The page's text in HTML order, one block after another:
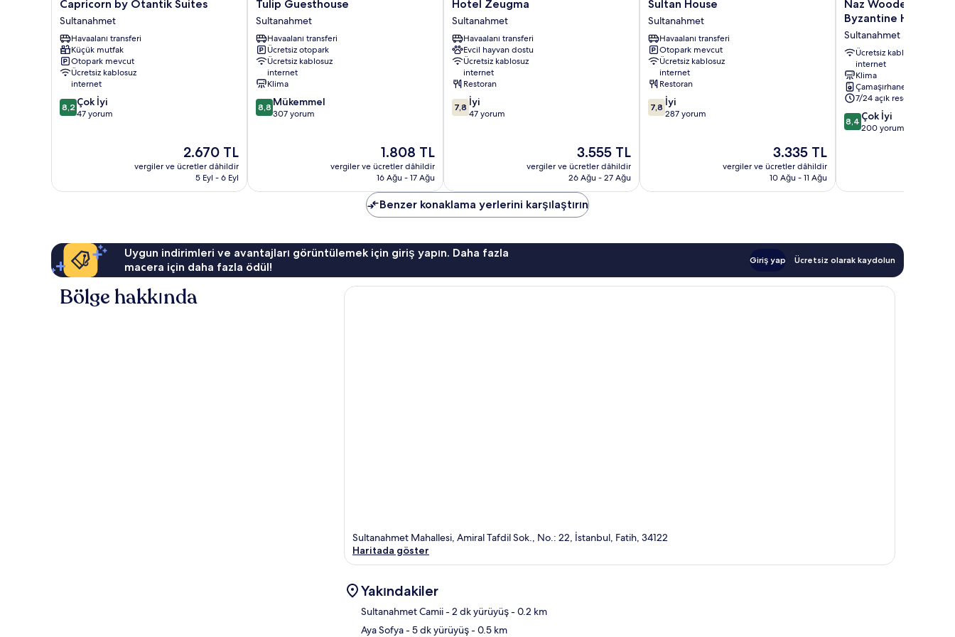
by
Otantik
Suites
Sultanahmet
Capricorn by Otantik Suites
Sultanahmet
Havaalanı transferi
Küçük mutfak
Otopark mevcut
Ücretsiz kablosuz
internet
10
üzerinden
8,2 Çok İyi
47 yorum
Güncel
fiyat:
2.670 TL
2.670 TL
vergiler ve ücretler dâhildir
5 Eyl - 6 Eyl
Guesthouse
Sultanahmet
Tulip Guesthouse
Sultanahmet
Havaalanı transferi
Ücretsiz otopark
Ücretsiz kablosuz
internet
Klima
10
üzerinden
8,8 Mükemmel
307 yorum
Güncel
fiyat:
1.808 TL
1.808 TL
vergiler ve ücretler dâhildir
16 Ağu - 17 Ağu
Zeugma
Sultanahmet
Hotel Zeugma
Sultanahmet
Havaalanı transferi
Evcil hayvan dostu
Ücretsiz kablosuz
internet
Restoran
10
üzerinden
7,8 İyi
47 yorum
Güncel
fiyat:
3.555 TL
3.555 TL
vergiler ve ücretler dâhildir
26 Ağu - 27 Ağu
House
Sultanahmet
Sultan House
Sultanahmet
Havaalanı transferi
Otopark mevcut
Ücretsiz kablosuz
internet
Restoran
10
üzerinden
7,8 İyi
287 yorum
Güncel
fiyat:
3.335 TL
3.335 TL
vergiler ve ücretler dâhildir
10 Ağu - 11 Ağu
Wooden
House
Inn
-
Byzantine
House
Sultanahmet
Naz Wooden House
Byzantine House
Sultanahmet
Ücretsiz kablosuz
internet
Klima
Çamaşırhane
7/24 açık resepsiyon
10
üzerinden
yorum
8,4 Çok İyi
200 yorum
Benzer konaklama yerlerini karşılaştırın
Uygun indirimleri ve avantajları görüntülemek için giriş yapın. Daha fazla
macera için daha fazla ödül!
Giriş yap Ücretsiz olarak kaydolun
Bölge hakkında
Sultanahmet Mahallesi, Amiral Tafdil Sok., No.: 22, İstanbul, Fatih, 34122
Haritada göster
Yakındakiler
Sultanahmet Camii- 2 dk yürüyüş- 0.2 km
Aya Sofya- 5 dk yürüyüş- 0.5 km